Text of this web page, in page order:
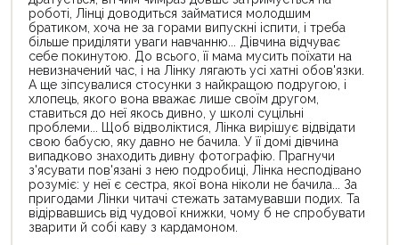
роботі, Лінці доводиться займатися молодшим
братиком, хоча не за горами випускні іспити, і треба
більше приділяти уваги навчанню... Дівчина відчуває
себе покинутою. До всього, її мама мусить поїхати на
невизначений час, і на Лінку лягають усі хатні обов'язки.
А ще зіпсувалися стосунки з найкращою подругою, і
хлопець, якого вона вважає лише своїм другом,
ставиться до неї якось дивно, у школі суцільні
проблеми... Щоб відволіктися, Лінка вирішує відвідати
свою бабусю, яку давно не бачила. У її домі дівчина
випадково знаходить дивну фотографію. Прагнучи
з'ясувати пов'язані з нею подробиці, Лінка несподівано
розуміє: у неї є сестра, якої вона ніколи не бачила... За
пригодами Лінки читачі стежать затамувавши подих. Та
відірвавшись від чудової книжки, чому б не спробувати
зварити й собі каву з кардамоном.